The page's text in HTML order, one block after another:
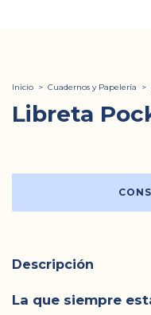
Inicio > Cuadernos y Papelería >
Libreta
Descripción
La que siempre